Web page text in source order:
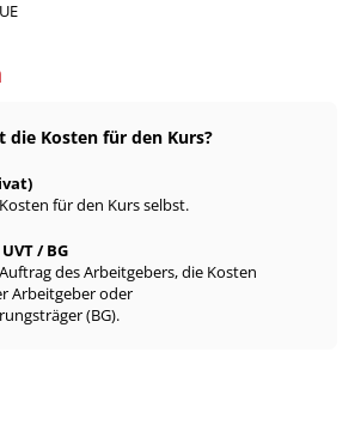
Kosten für den Kurs?
für den Kurs selbst.
/ BG
des Arbeitgebers, die Kosten
Arbeitgeber oder
(BG).